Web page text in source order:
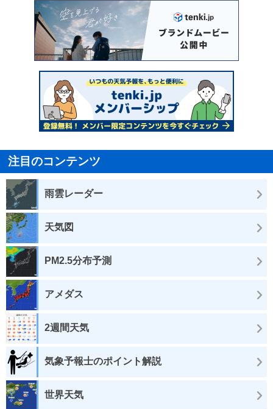
注目のコンテンツ
雨雲レーダー
天気図
PM2.5分布予測
アメダス
2週間天気
気象予報士のポイント解説
世界天気